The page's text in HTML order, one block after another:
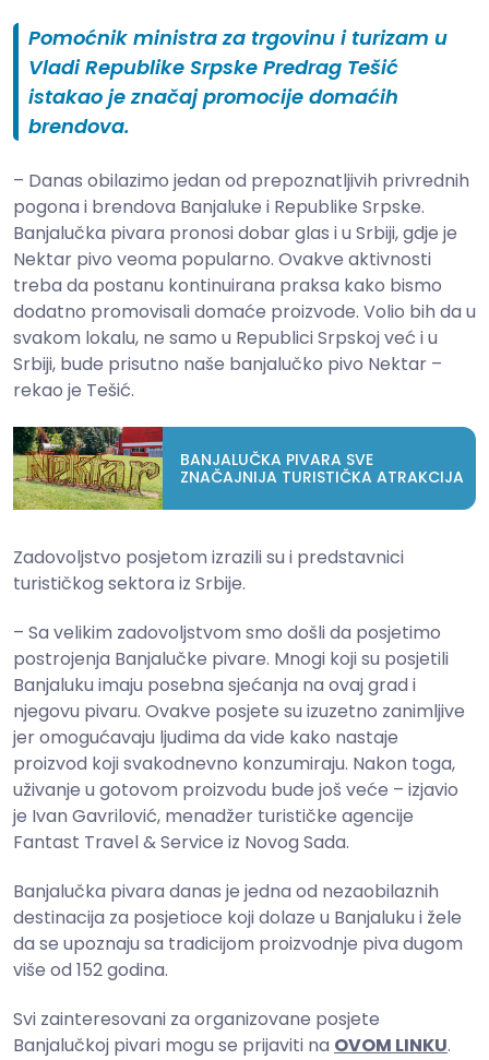
Pomoćnik ministra za trgovinu i turizam u
Vladi Republike Srpske Predrag Tešić
istakao je značaj promocije domaćih
brendova.
– Danas obilazimo jedan od prepoznatljivih privrednih
pogona i brendova Banjaluke i Republike Srpske.
Banjalučka pivara pronosi dobar glas i u Srbiji, gdje je
Nektar pivo veoma popularno. Ovakve aktivnosti
treba da postanu kontinuirana praksa kako bismo
dodatno promovisali domaće proizvode. Volio bih da u
svakom lokalu, ne samo u Republici Srpskoj već i u
Srbiji, bude prisutno naše banjalučko pivo Nektar –
rekao je Tešić.
BANJALUČKA PIVARA SVE
ZNAČAJNIJA TURISTIČKA ATRAKCIJA
Zadovoljstvo posjetom izrazili su i predstavnici
turističkog sektora iz Srbije.
– Sa velikim zadovoljstvom smo došli da posjetimo
postrojenja Banjalučke pivare. Mnogi koji su posjetili
Banjaluku imaju posebna sjećanja na ovaj grad i
njegovu pivaru. Ovakve posjete su izuzetno zanimljive
jer omogućavaju ljudima da vide kako nastaje
proizvod koji svakodnevno konzumiraju. Nakon toga,
uživanje u gotovom proizvodu bude još veće – izjavio
je Ivan Gavrilović, menadžer turističke agencije
Fantast Travel & Service iz Novog Sada.
Banjalučka pivara danas je jedna od nezaobilaznih
destinacija za posjetioce koji dolaze u Banjaluku i žele
da se upoznaju sa tradicijom proizvodnje piva dugom
više od 152 godina.
Svi zainteresovani za organizovane posjete
Banjalučkoj pivari mogu se prijaviti na OVOM LINKU.